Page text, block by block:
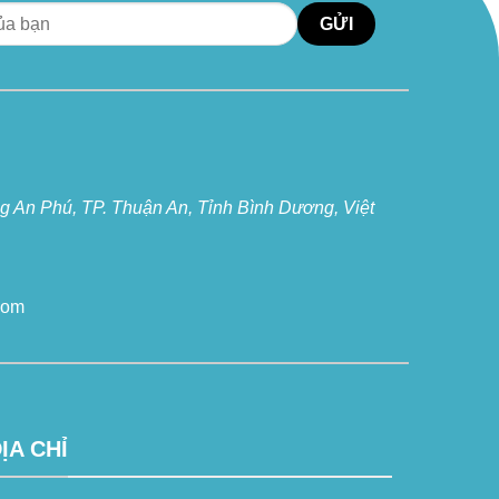
An Phú, TP. Thuận An, Tỉnh Bình Dương, Việt
CHỈ